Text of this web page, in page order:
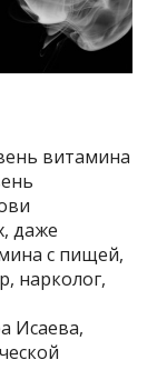
витамина
даже
с пищей,
нарколог,
Исаева,